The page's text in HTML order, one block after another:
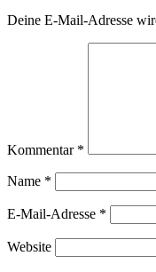
Deine E-Mail-Adresse
Kommentar *
Name *
E-Mail-Adresse *
Website